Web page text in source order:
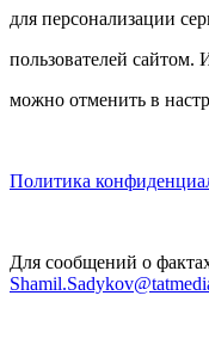
для персонализации
пользователей сайтом.
можно отменить в
Политика
Для сообщений о